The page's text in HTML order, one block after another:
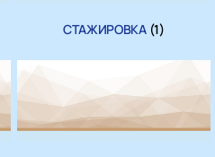
СТАЖИРОВКА (1)